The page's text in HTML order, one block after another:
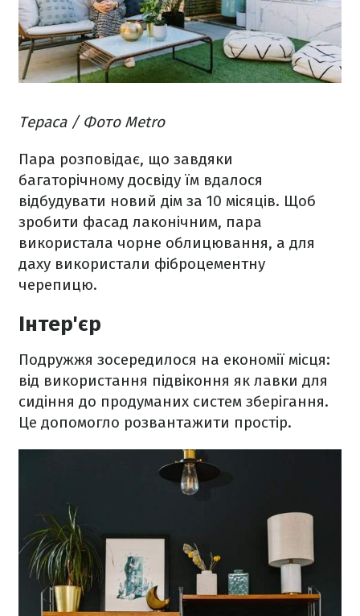
Тераса / Фото Metro
Пара розповідає, що завдяки
багаторічному досвіду їм вдалося
відбудувати новий дім за 10 місяців. Щоб
зробити фасад лаконічним, пара
використала чорне облицювання, а для
даху використали фіброцементну
черепицю.
Інтер'єр
Подружжя зосередилося на економії місця:
від використання підвіконня як лавки для
сидіння до продуманих систем зберігання.
Це допомогло розвантажити простір.